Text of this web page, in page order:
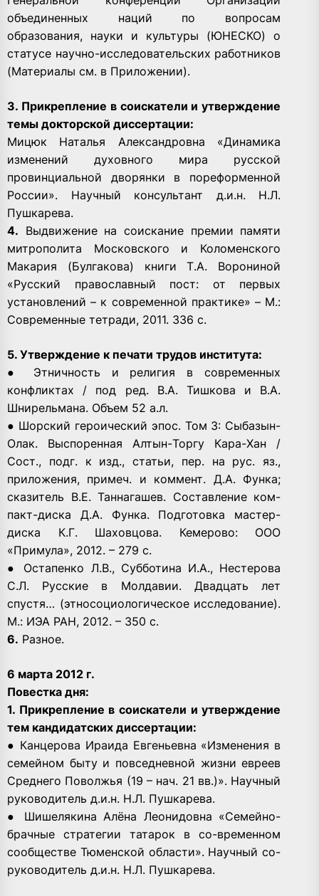
объединенных наций по вопросам
образования, науки и культуры (ЮНЕСКО) о
статусе научно-исследовательских работников
(Материалы см. в Приложении).
3. Прикрепление в соискатели и утверждение
темы докторской диссертации:
Мицюк Наталья Александровна «Динамика
изменений духовного мира русской
провинциальной дворянки в пореформенной
России». Научный консультант д.и.н. Н.Л.
Пушкарева.
4. Выдвижение на соискание премии памяти
митрополита Московского и Коломенского
Макария (Булгакова) книги Т.А. Ворониной
«Русский православный пост: от первых
установлений – к современной практике» – М.:
Современные тетради, 2011. 336 с.
5. Утверждение к печати трудов института:
● Этничность и религия в современных
конфликтах / под ред. В.А. Тишкова и В.А.
Шнирельмана. Объем 52 а.л.
● Шорский героический эпос. Том 3: Сыбазын-
Олак. Выспоренная Алтын-Торгу Кара-Хан /
Сост., подг. к изд., статьи, пер. на рус. яз.,
приложения, примеч. и коммент. Д.А. Функа;
сказитель В.Е. Таннагашев. Составление ком-
пакт-диска Д.А. Функа. Подготовка мастер-
диска К.Г. Шаховцова. Кемерово: ООО
«Примула», 2012. – 279 с.
● Остапенко Л.В., Субботина И.А., Нестерова
С.Л. Русские в Молдавии. Двадцать лет
спустя… (этносоциологическое исследование).
М.: ИЭА РАН, 2012. – 350 с.
6. Разное.
6 марта 2012 г.
Повестка дня:
1. Прикрепление в соискатели и утверждение
тем кандидатских диссертации:
● Канцерова Ираида Евгеньевна «Изменения в
семейном быту и повседневной жизни евреев
Среднего Поволжья (19 – нач. 21 вв.)». Научный
руководитель д.и.н. Н.Л. Пушкарева.
● Шишелякина Алёна Леонидовна «Семейно-
брачные стратегии татарок в со-временном
сообществе Тюменской области». Научный со-
руководитель д.и.н. Н.Л. Пушкарева.